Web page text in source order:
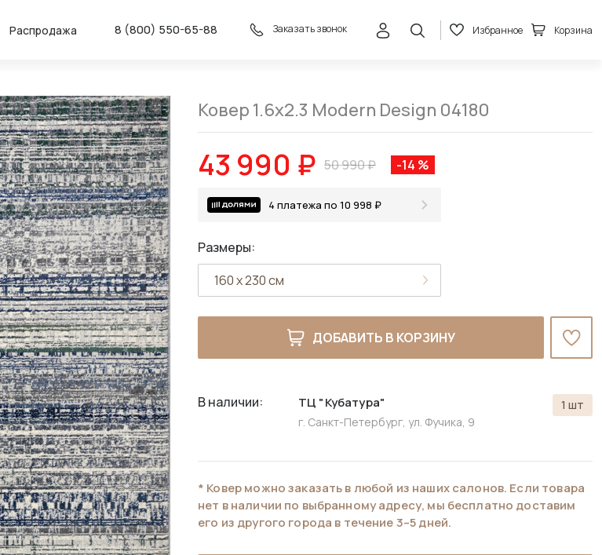
Распродажа 8 (800) 550-65-88 Заказать звонок Избранное Корзина
Ковер 1.6x2.3 Modern Design 04180
43 990 ₽ 50 990 ₽ -14 %
4 платежа по 10 998 ₽
Размеры:
ДОБАВИТЬ В КОРЗИНУ
В наличии: ТЦ "Кубатура"
г. Санкт-Петербург, ул. Фучика, 9
1 шт
* Ковер можно заказать в любой из наших салонов. Если товара
нет в наличии по выбранному адресу, мы бесплатно доставим
его из другого города в течение 3–5 дней.